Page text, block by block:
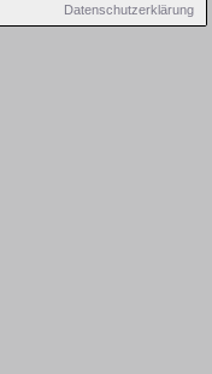
Datenschutzerklärung